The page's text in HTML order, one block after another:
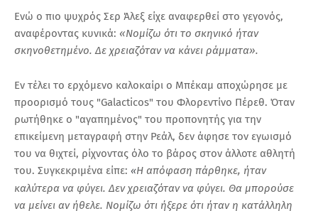
Ενώ ο πιο ψυχρός Σερ Άλεξ είχε αναφερθεί στο γεγονός,
αναφέροντας κυνικά: «Νομίζω ότι το σκηνικό ήταν
σκηνοθετημένο. Δε χρειαζόταν να κάνει ράμματα».
Εν τέλει το ερχόμενο καλοκαίρι ο Μπέκαμ αποχώρησε με
προορισμό τους "Galacticos" του Φλορεντίνο Πέρεθ. Όταν
ρωτήθηκε ο "αγαπημένος" του προπονητής για την
επικείμενη μεταγραφή στην Ρεάλ, δεν άφησε τον εγωισμό
του να θιχτεί, ρίχνοντας όλο το βάρος στον άλλοτε αθλητή
του. Συγκεκριμένα είπε: «Η απόφαση πάρθηκε, ήταν
καλύτερα να φύγει. Δεν χρειαζόταν να φύγει. Θα μπορούσε
να μείνει αν ήθελε. Νομίζω ότι ήξερε ότι ήταν η κατάλληλη